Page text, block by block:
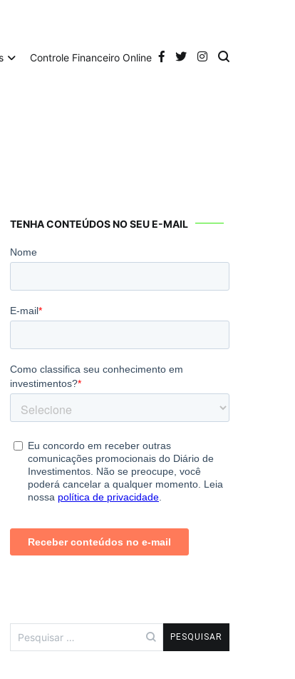
Controle Financeiro Online
TENHA CONTEÚDOS NO SEU E-MAIL
por: